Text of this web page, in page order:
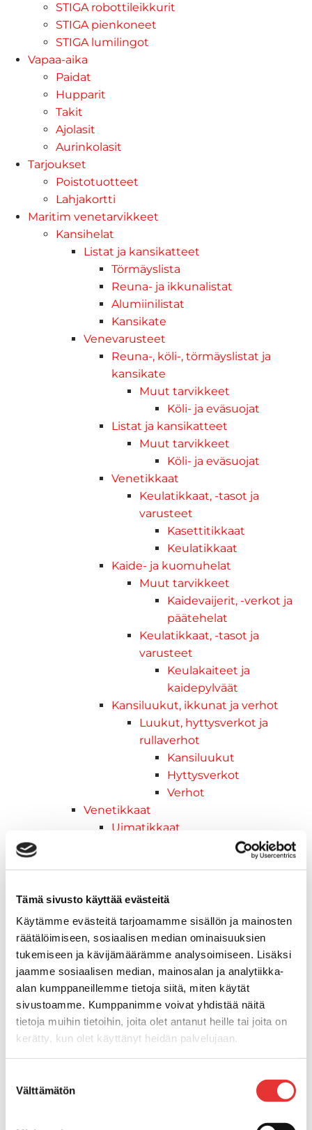
Tämä sivusto käyttää evästeitä
Käytämme evästeitä tarjoamamme sisällön ja mainosten
räätälöimiseen, sosiaalisen median ominaisuuksien
tukemiseen ja kävijämäärämme analysoimiseen. Lisäksi
jaamme sosiaalisen median, mainosalan ja analytiikka-
alan kumppaneillemme tietoja siitä, miten käytät
sivustoamme. Kumppanimme voivat yhdistää näitä
tietoja muihin tietoihin, joita olet antanut heille tai joita on
kerätty, kun olet käyttänyt heidän palvelujaan.
valinta
Välttämätön
STIGA robottileikkurit
STIGA pienkoneet
STIGA lumilingot
Vapaa-aika
Paidat
Hupparit
Takit
Ajolasit
Aurinkolasit
Tarjoukset
Poistotuotteet
Lahjakortti
Maritim venetarvikkeet
Kansihelat
Listat ja kansikatteet
Törmäyslista
Reuna- ja ikkunalistat
Alumiinilistat
Kansikate
Venevarusteet
Reuna-, köli-, törmäyslistat ja
kansikate
Muut tarvikkeet
Köli- ja eväsuojat
Listat ja kansikatteet
Muut tarvikkeet
Köli- ja eväsuojat
Venetikkaat
Keulatikkaat, -tasot ja
varusteet
Kasettitikkaat
Keulatikkaat
Kaide- ja kuomuhelat
Muut tarvikkeet
Kaidevaijerit, -verkot ja
päätehelat
Keulatikkaat, -tasot ja
varusteet
Keulakaiteet ja
kaidepylväät
Kansiluukut, ikkunat ja verhot
Luukut, hyttysverkot ja
rullaverhot
Kansiluukut
Hyttysverkot
Verhot
Venetikkaat
Uimatikkaat
Kiinnikkeet ja tukijalat
Kävelysillat
Muut kiinnityshelat
Koukkupidike
Pidike "clips", muovia
Lepuuttajan kiinnike
Tuulilasin kiinnike
Reuna-, köli-, törmäyslistat ja kansikate
Törmäyslista